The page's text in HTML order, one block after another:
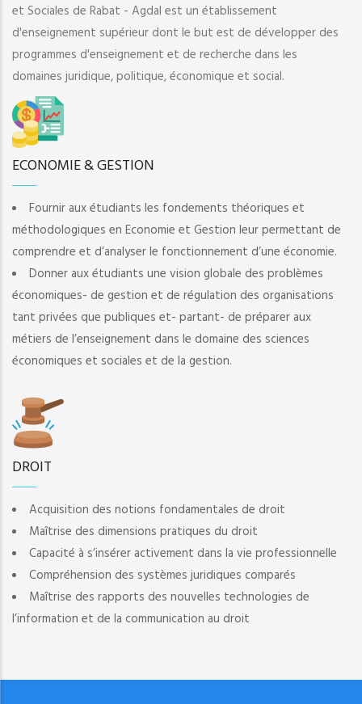
et Sociales de Rabat - Agdal est un établissement
d'enseignement supérieur dont le but est de développer des
programmes d'enseignement et de recherche dans les
domaines juridique, politique, économique et social.
ECONOMIE & GESTION
Fournir aux étudiants les fondements théoriques et
méthodologiques en Economie et Gestion leur permettant de
comprendre et d’analyser le fonctionnement d’une économie.
Donner aux étudiants une vision globale des problèmes
économiques- de gestion et de régulation des organisations
tant privées que publiques et- partant- de préparer aux
métiers de l’enseignement dans le domaine des sciences
économiques et sociales et de la gestion.
DROIT
Acquisition des notions fondamentales de droit
Maîtrise des dimensions pratiques du droit
Capacité à s’insérer activement dans la vie professionnelle
Compréhension des systèmes juridiques comparés
Maîtrise des rapports des nouvelles technologies de
l’information et de la communication au droit